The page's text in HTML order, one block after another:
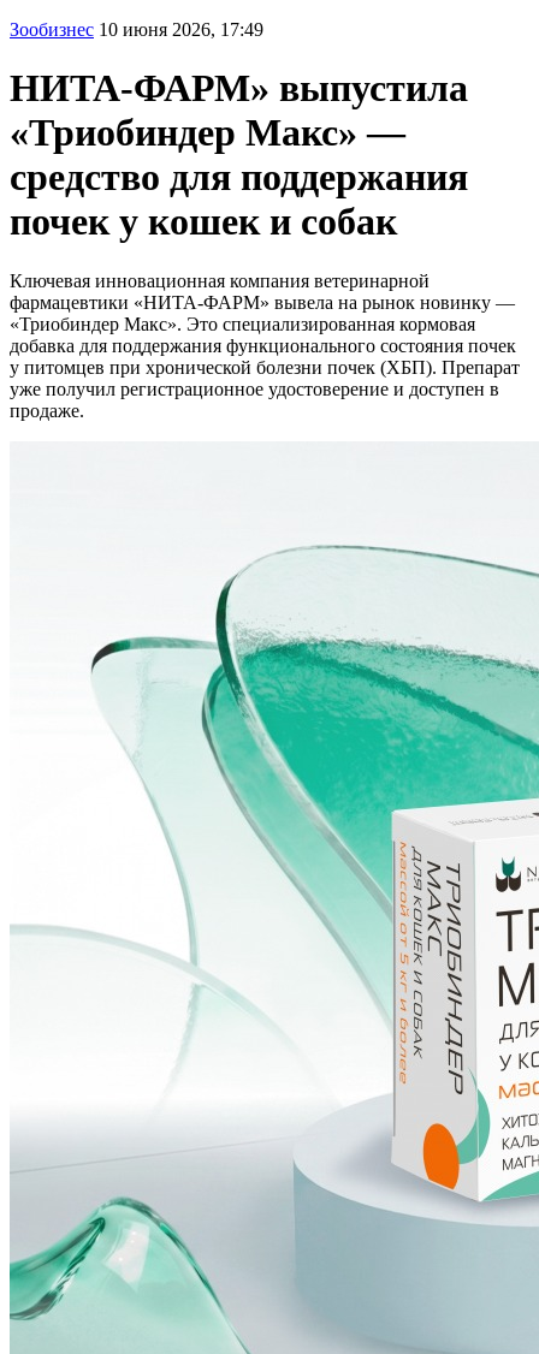
Зообизнес 10 июня 2026, 17:49
НИТА-ФАРМ» выпустила
«Триобиндер Макс» —
средство для поддержания
почек у кошек и собак
Ключевая инновационная компания ветеринарной
фармацевтики «НИТА-ФАРМ» вывела на рынок новинку —
«Триобиндер Макс». Это специализированная кормовая
добавка для поддержания функционального состояния почек
у питомцев при хронической болезни почек (ХБП). Препарат
уже получил регистрационное удостоверение и доступен в
продаже.